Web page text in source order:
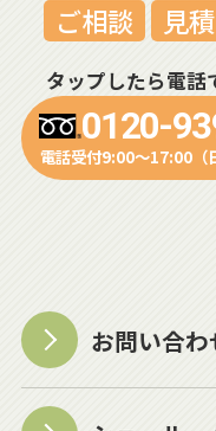
ご相談 見
タップしたら電話
0120-
電話受付9:00～17:00（
お問い合わ